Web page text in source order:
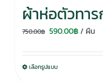
ผ้าห่อตัวทา
750.00฿ Original
was:
750.00฿.
590.00฿Current
is:
/ ผืน
เลือกรูปแบบ